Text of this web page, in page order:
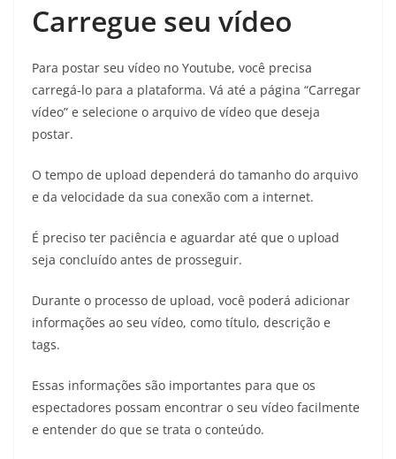
Carregue seu vídeo
Para postar seu vídeo no Youtube, você precisa
carregá-lo para a plataforma. Vá até a página “Carregar
vídeo” e selecione o arquivo de vídeo que deseja
postar.
O tempo de upload dependerá do tamanho do arquivo
e da velocidade da sua conexão com a internet.
É preciso ter paciência e aguardar até que o upload
seja concluído antes de prosseguir.
Durante o processo de upload, você poderá adicionar
informações ao seu vídeo, como título, descrição e
tags.
Essas informações são importantes para que os
espectadores possam encontrar o seu vídeo facilmente
e entender do que se trata o conteúdo.